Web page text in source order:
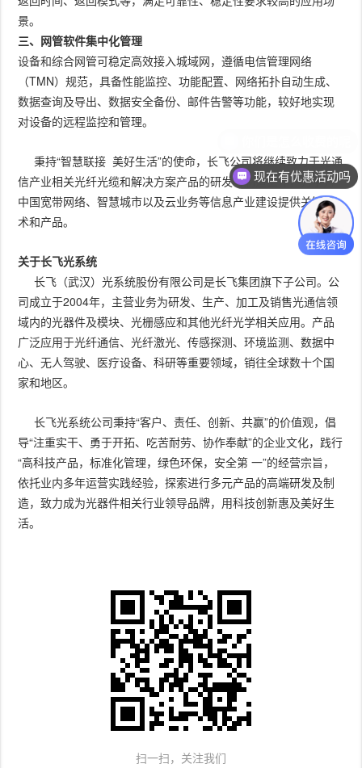
景。
三、网管软件集中化管理
设备和综合网管可稳定高效接入城域网，遵循电信管理网络
（TMN）规范，具备性能监控、功能配置、网络拓扑自动生成、
数据查询及导出、数据安全备份、邮件告警等功能，较好地实现
对设备的远程监控和管理。
秉持“智慧联接 美好生活”的使命，长飞公司将继续致力于光通
信产业相关光纤光缆和解决方案产品的研发与制造工作，力争为
中国宽带网络、智慧城市以及云业务等信息产业建设提供关键技
术和产品。
关于长飞光系统
长飞（武汉）光系统股份有限公司是长飞集团旗下子公司。公
司成立于2004年，主营业务为研发、生产、加工及销售光通信领
域内的光器件及模块、光栅感应和其他光纤光学相关应用。产品
广泛应用于光纤通信、光纤激光、传感探测、环境监测、数据中
心、无人驾驶、医疗设备、科研等重要领域，销往全球数十个国
家和地区。
长飞光系统公司秉持“客户、责任、创新、共赢”的价值观，倡
导“注重实干、勇于开拓、吃苦耐劳、协作奉献”的企业文化，践行
“高科技产品，标准化管理，绿色环保，安全第 一”的经营宗旨，
依托业内多年运营实践经验，探索进行多元产品的高端研发及制
造，致力成为光器件相关行业领导品牌，用科技创新惠及美好生
活。
扫一扫，关注我们
现在有优惠活动吗